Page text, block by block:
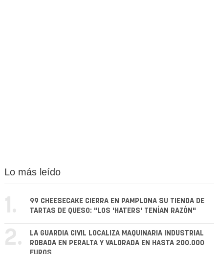
Lo más leído
1.
99 CHEESECAKE CIERRA EN PAMPLONA SU TIENDA DE
TARTAS DE QUESO: "LOS 'HATERS' TENÍAN RAZÓN"
2.
LA GUARDIA CIVIL LOCALIZA MAQUINARIA INDUSTRIAL
ROBADA EN PERALTA Y VALORADA EN HASTA 200.000